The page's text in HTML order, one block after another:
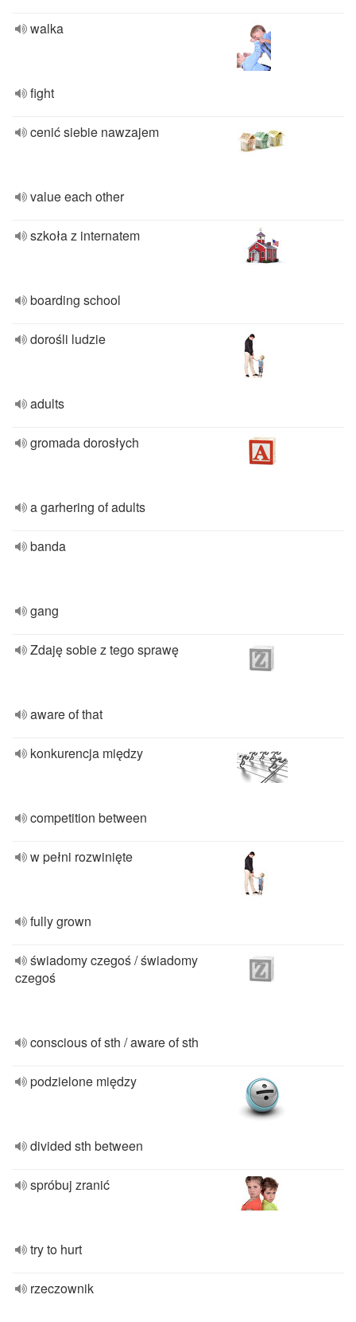
walka
fight
cenić siebie nawzajem
value each other
szkoła z internatem
boarding school
dorośli ludzie
adults
gromada dorosłych
a garhering of adults
banda
gang
Zdaję sobie z tego sprawę
aware of that
konkurencja między
competition between
w pełni rozwinięte
fully grown
świadomy czegoś / świadomy
czegoś
conscious of sth / aware of sth
podzielone między
divided sth between
spróbuj zranić
try to hurt
rzeczownik